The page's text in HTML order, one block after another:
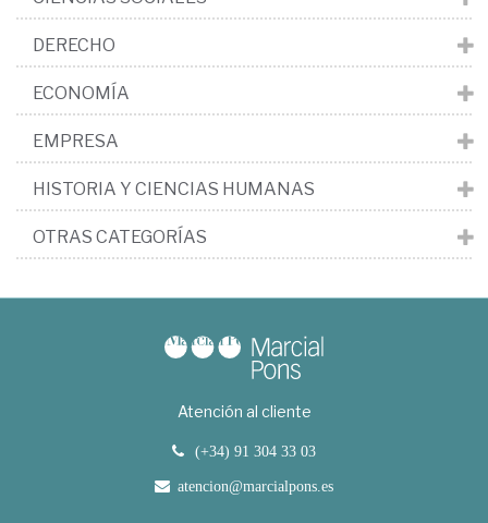
DERECHO
ECONOMÍA
EMPRESA
HISTORIA Y CIENCIAS HUMANAS
OTRAS CATEGORÍAS
Atención al cliente
(+34) 91 304 33 03
atencion@marcialpons.es